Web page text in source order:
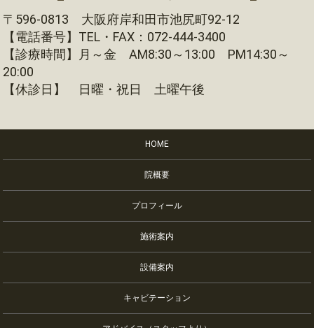
〒596-0813 大阪府岸和田市池尻町92-12
【電話番号】TEL・FAX：072-444-3400
【診療時間】月～金 AM8:30～13:00 PM14:30～
20:00
【休診日】 日曜・祝日 土曜午後
HOME
院概要
プロフィール
施術案内
設備案内
キャビテーション